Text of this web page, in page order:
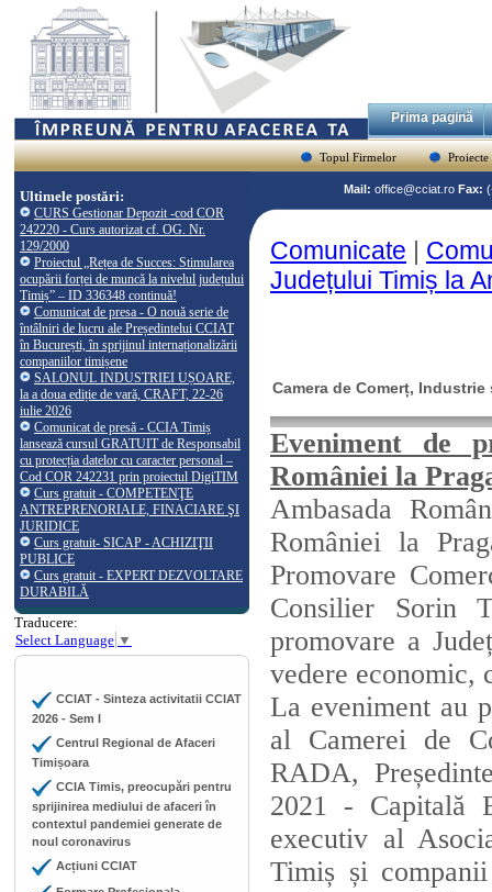
Prima pagină
Topul Firmelor Proiecte
Ultimele postări:
CURS Gestionar Depozit -cod COR
242220 - Curs autorizat cf. OG. Nr.
129/2000
Proiectul „Rețea de Succes: Stimularea
ocupării forței de muncă la nivelul județului
Timiș” – ID 336348 continuă!
Comunicat de presa - O nouă serie de
întâlniri de lucru ale Președintelui CCIAT
în București, în sprijinul internaționalizării
companiilor timișene
SALONUL INDUSTRIEI UȘOARE,
la a doua ediție de vară, CRAFT, 22-26
iulie 2026
Comunicat de presă - CCIA Timiș
lansează cursul GRATUIT de Responsabil
cu protecția datelor cu caracter personal –
Cod COR 242231 prin proiectul DigiTIM
Curs gratuit - COMPETENŢE
ANTREPRENORIALE, FINACIARE ŞI
JURIDICE
Curs gratuit- SICAP - ACHIZIŢII
PUBLICE
Curs gratuit - EXPERT DEZVOLTARE
DURABILĂ
Traducere:
Select Language ▼
CCIAT - Sinteza activitatii CCIAT
2026 - Sem I
Centrul Regional de Afaceri
Timișoara
CCIA Timis, preocupări pentru
sprijinirea mediului de afaceri în
contextul pandemiei generate de
noul coronavirus
Acțiuni CCIAT
Mail: office@cciat.ro Fax:
Comunicate |
Județului Timiș la
Camera de Comerț,
Eveniment de
României la
Ambasada
României la
Promovare
Consilier Sorin
promovare a
vedere economic,
La eveniment au
al Camerei de
RADA,
2021 - Capitală
executiv al
Timiș și